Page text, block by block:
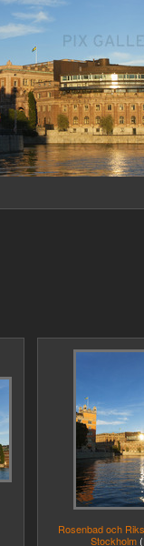
Rosenbad och
Stockholm